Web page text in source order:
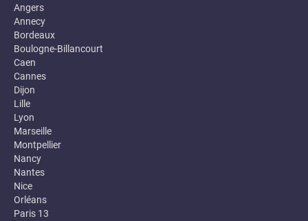
Angers
Annecy
Bordeaux
Boulogne-Billancourt
Caen
Cannes
Dijon
Lille
Lyon
Marseille
Montpellier
Nancy
Nantes
Nice
Orléans
Paris 13